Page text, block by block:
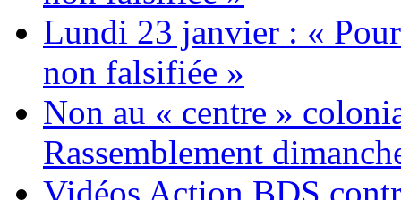
Lundi 23 janvier : «
non falsifiée »
Non au « centre »
Rassemblement
Vidéos Action BDS